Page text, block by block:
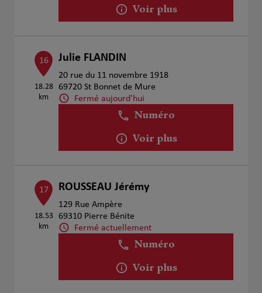
Voir plus
16
18.28
km
Julie FLANDIN
20 rue du 11 novembre 1918
69720 St Bonnet de Mure
Fermé aujourd'hui
Numéro
Voir plus
17
18.53
km
ROUSSEAU Jérémy
129 Rue Ampère
69310 Pierre Bénite
Fermé actuellement
Numéro
Voir plus